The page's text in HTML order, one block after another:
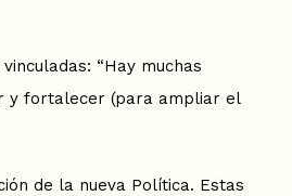
“Hay muchas
y fortalecer (para ampliar el
de la nueva Política. Estas